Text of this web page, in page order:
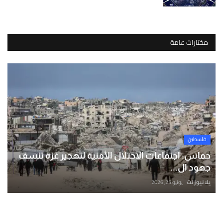
مختارات عامة
فلسطين
حماس: اجتماعات الاحتلال الأمنية لتهجير غزة تنسف
جهود ال...
يلا نيوز نت يونيو 25, 2026